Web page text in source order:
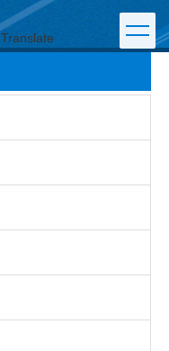
Translate